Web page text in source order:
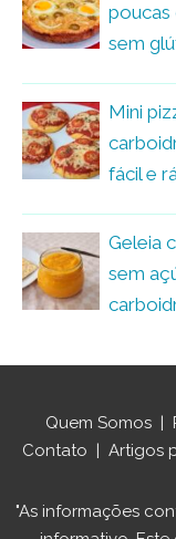
poucas
sem
Mini
fácil e
Geleia
sem
Quem Somos |
Contato | Artigos
"As informações